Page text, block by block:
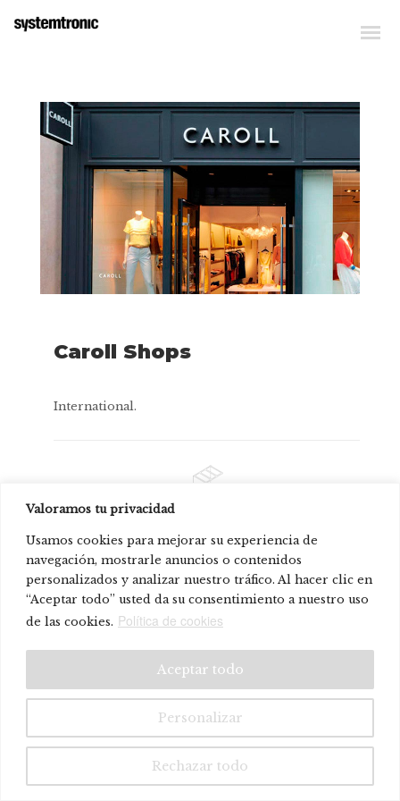
Valoramos tu privacidad
Usamos cookies para mejorar su experiencia de
navegación, mostrarle anuncios o contenidos
personalizados y analizar nuestro tráfico. Al hacer clic en
“Aceptar todo” usted da su consentimiento a nuestro uso
de las cookies. Política de cookies
Personalizar
Rechazar todo
Aceptar todo
Caroll Shops
International.
© Systemtronic | Legal warning Privacy policy